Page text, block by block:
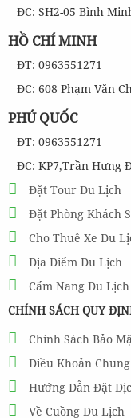
ĐC: SH2-05 Bình
HỒ CHÍ MINH
ĐT: 0963551271
ĐC: 608 Phạm Văn
PHÚ QUỐC
ĐT: 0963551271
ĐC: KP7,Trần Hưng
Đặt Tour Du Lịch
Đặt Phòng Khách
Cho Thuê Xe Du
Địa Điểm Du Lịch
Cẩm Nang Du Lịch
CHÍNH SÁCH QUY
Chính Sách Bảo
Điều Khoản Chung
Hướng Dẫn Đặt
Về Cuồng Du Lịch